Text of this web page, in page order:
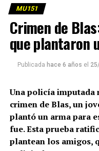
MU151
Crimen de
que plantaron
Publicada hace 6 años el
Una policía imputada
crimen de Blas, un
plantó un arma para
fue. Esta prueba
plantean los amigos,